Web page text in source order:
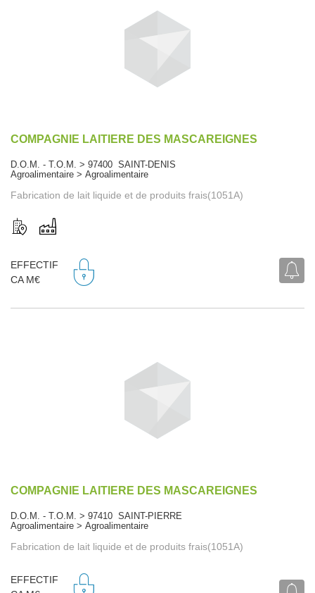
COMPAGNIE LAITIERE DES MASCAREIGNES
D.O.M. - T.O.M. > 97400 SAINT-DENIS
Agroalimentaire > Agroalimentaire
Fabrication de lait liquide et de produits frais(1051A)
EFFECTIF
CA M€
COMPAGNIE LAITIERE DES MASCAREIGNES
D.O.M. - T.O.M. > 97410 SAINT-PIERRE
Agroalimentaire > Agroalimentaire
Fabrication de lait liquide et de produits frais(1051A)
EFFECTIF